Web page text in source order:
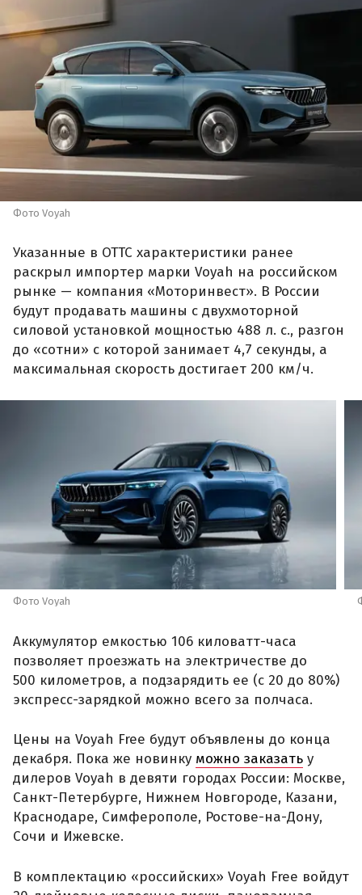
Фото Voyah
Указанные в ОТТС характеристики ранее
раскрыл импортер марки Voyah на российском
рынке — компания «Моторинвест». В России
будут продавать машины с двухмоторной
силовой установкой мощностью 488 л. с., разгон
до «сотни» с которой занимает 4,7 секунды, а
максимальная скорость достигает 200 км/ч.
Фото Voyah
Аккумулятор емкостью 106 киловатт-часа
позволяет проезжать на электричестве до
500 километров, а подзарядить ее (с 20 до 80%)
экспресс-зарядкой можно всего за полчаса.
Цены на Voyah Free будут объявлены до конца
декабря. Пока же новинку можно заказать у
дилеров Voyah в девяти городах России: Москве,
Санкт-Петербурге, Нижнем Новгороде, Казани,
Краснодаре, Симферополе, Ростове-на-Дону,
Сочи и Ижевске.
В комплектацию «российских» Voyah Free войдут